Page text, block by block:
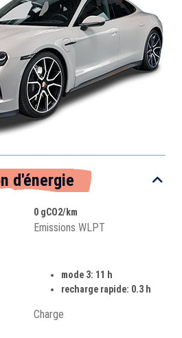
d'énergie
0 gCO2/km
Emissions WLPT
mode 3: 11 h
recharge rapide: 0.3 h
Charge